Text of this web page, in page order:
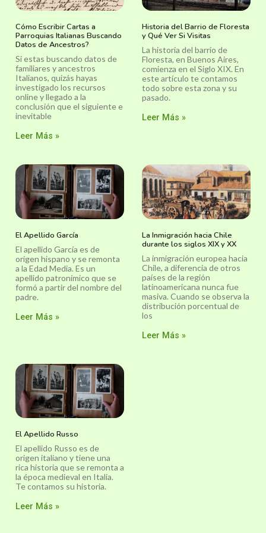
Cómo Escribir Cartas a
Parroquias Italianas Buscando
Datos de Ancestros?
Si estas buscando datos de
familiares y ancestros
Italianos, quizás hayas
investigado los recursos
online y llegado a la
conclusión que el siguiente e
inevitable
Leer Más »
Historia del Barrio de Floresta
y Qué Ver Si Visitas
La historia del barrio de
Floresta, en Buenos Aires,
comienza en el Siglo XIX. En
este artículo te contamos
todo sobre esta zona y su
pasado.
Leer Más »
El Apellido García
El apellido García es de
origen hispano y se remonta
a la Edad Media. Es un
apellido patronímico que se
formó a partir del nombre del
padre.
Leer Más »
La Inmigración hacia Chile
durante los siglos XIX y XX
La inmigración europea hacia
Chile, a diferencia de otros
países de la región
latinoamericana nunca fue
masiva. Cuando se observa la
distribución porcentual de
los
Leer Más »
El Apellido Russo
El apellido Russo es de
origen italiano y tiene una
rica historia que se remonta a
la época medieval en Italia.
Te contamos su historia.
Leer Más »